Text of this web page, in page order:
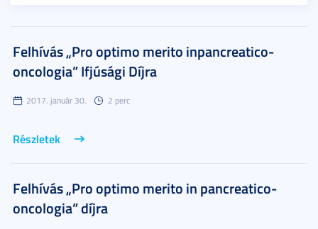
Felhívás „Pro optimo merito inpancreatico-
oncologia” Ifjúsági Díjra
2017. január 30. 2 perc
Részletek
Felhívás „Pro optimo merito in pancreatico-
oncologia” díjra